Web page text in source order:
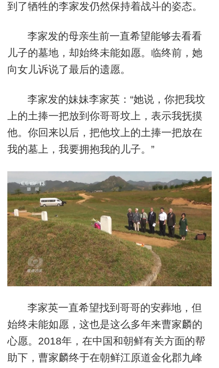
到了牺牲的李家发仍然保持着战斗的姿态。
李家发的母亲生前一直希望能够去看看
儿子的墓地，却始终未能如愿。临终前，她
向女儿诉说了最后的遗愿。
李家发的妹妹李家英：“她说，你把我坟
上的土捧一把放到你哥哥坟上，表示我抚摸
他。你回来以后，把他坟上的土捧一把放在
我的墓上，我要拥抱我的儿子。”
李家英一直希望找到哥哥的安葬地，但
始终未能如愿，这也是这么多年来曹家麟的
心愿。2018年，在中国和朝鲜有关方面的帮
助下，曹家麟终于在朝鲜江原道金化郡九峰